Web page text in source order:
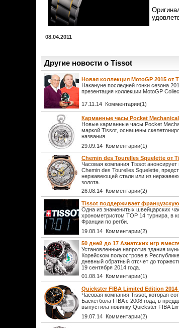
08.04.2011
Другие новости о Tissot
Новая коллекция MotoGP 2015 от
Накануне последней гонки сезона
презентация коллекции MotoGP
17.11.14 Комментарии(1)
Карманные часы Pocket
Новые карманные часы Pocket
маркой Tissot, оснащены
названия.
29.09.14 Комментарии(1)
Chemin des Tourelles Squelette от
Часовая компания Tissot
Chemin des Tourelles Squelette,
нержавеющей стали или из
золота.
26.08.14 Комментарии(2)
Tissot поддерживает французскую
Одна из знаменитых швейцарских
хронометристом TOP 14 турнира, в
Франции по регби.
19.08.14 Комментарии(2)
50 дней до 17 Азиатских игр
Установленные напротив здания
Корейском полуострове в
дневный обратный отсчет до
19 сентября 2014 года.
01.08.14 Комментарии(1)
Quickster FIBA Limited Edition 2014
Часовая компания Tissot, которая
Баскетбола FIBA с 2008 года, в
выпустила новинку Quickster FIBA
19.07.14 Комментарии(2)